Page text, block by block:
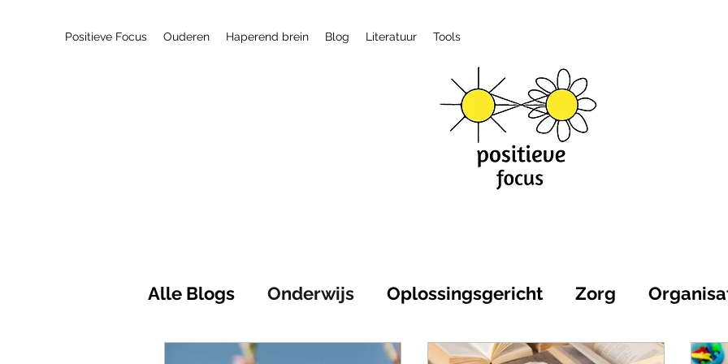
Positieve Focus Ouderen Haperend brein Blog Literatuur Tools
Alle Blogs Onderwijs Oplossingsgericht Zorg
Maatschappij Positieve gezondheid